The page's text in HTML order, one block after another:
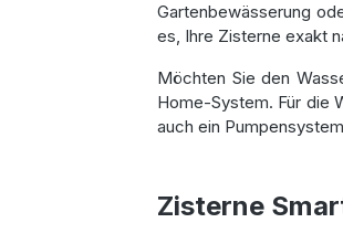
Gartenbewässerung
es, Ihre Zisterne exakt
Möchten Sie den
Home-System. Für die
auch ein
Zisterne